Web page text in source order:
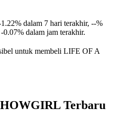
dalam 7 hari terakhir, --%
dalam jam terakhir.
untuk membeli LIFE OF A
Terbaru